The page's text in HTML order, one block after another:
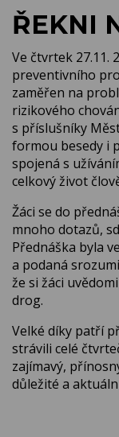
ŘEKNI
Ve čtvrtek 27.11.
preventivního
zaměřen na
rizikového
s příslušníky
formou besedy i
spojená s
celkový život
Žáci se do
mnoho dotazů,
Přednáška byla
a podaná
že si žáci
drog.
Velké díky patří
strávili celé
zajímavý,
důležité a